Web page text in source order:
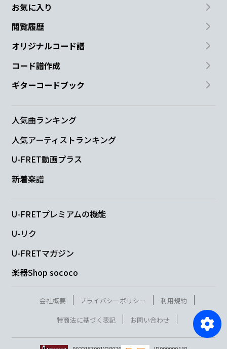
お気に入り
閲覧履歴
オリジナルコード譜
コード譜作成
ギターコードブック
人気曲ランキング
人気アーティストランキング
U-FRET動画プラス
新着楽譜
U-FRETプレミアムの機能
U-リク
U-FRETマガジン
楽器Shop sococo
会社概要 プライバシーポリシー
利用規約
特商法に基づく表記
お問い合わせ